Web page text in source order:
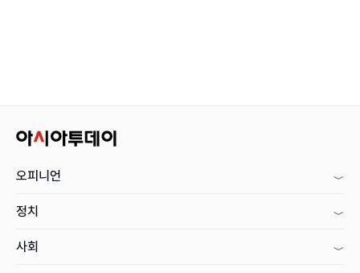
오피니언
정치
사회